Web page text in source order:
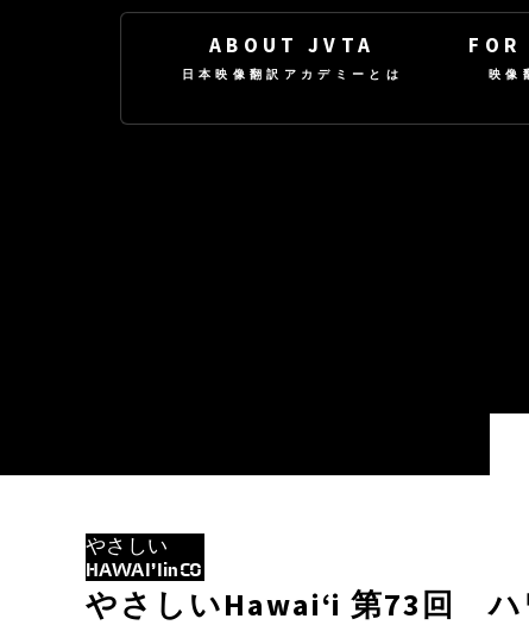
ABOUT JVTA
日本映像翻訳アカデミーとは
FOR
映像
やさしい
HAWAI’IinCO
やさしいHawaiʻi 第73回 ハ